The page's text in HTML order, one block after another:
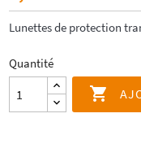
Lunettes de protection
Quantité
